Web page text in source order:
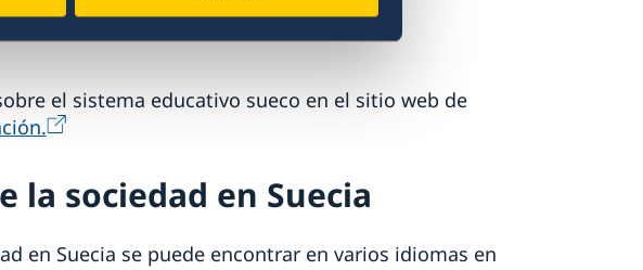
el sistema educativo sueco en el sitio web de
la sociedad en Suecia
en Suecia se puede encontrar en varios idiomas en